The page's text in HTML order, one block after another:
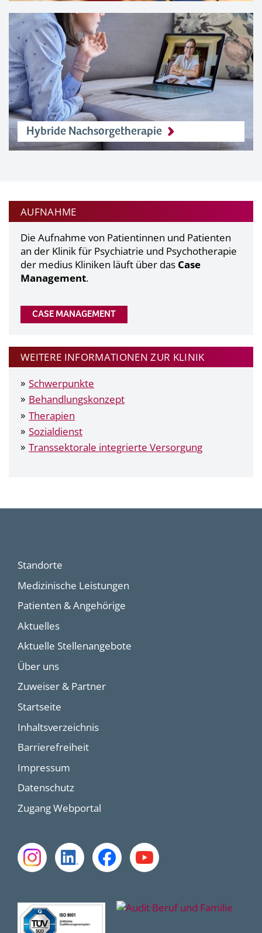
Hybride Nachsorgetherapie
AUFNAHME
Die Aufnahme von Patientinnen und Patienten
an der Klinik für Psychiatrie und Psychotherapie
der medius Kliniken läuft über das Case
Management.
CASE MANAGEMENT
WEITERE INFORMATIONEN ZUR KLINIK
Schwerpunkte
Behandlungskonzept
Therapien
Sozialdienst
Transsektorale integrierte Versorgung
Standorte
Medizinische Leistungen
Patienten & Angehörige
Aktuelles
Aktuelle Stellenangebote
Über uns
Zuweiser & Partner
Startseite
Inhaltsverzeichnis
Barrierefreiheit
Impressum
Datenschutz
Zugang Webportal